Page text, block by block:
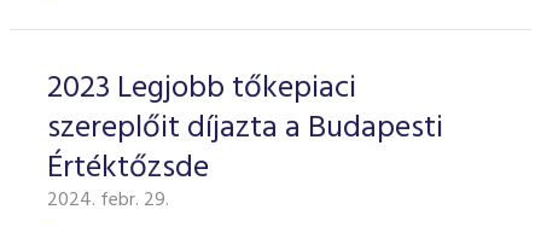
2023 Legjobb tőkepiaci
szereplőit díjazta a Budapesti
Értéktőzsde
2024. febr. 29.